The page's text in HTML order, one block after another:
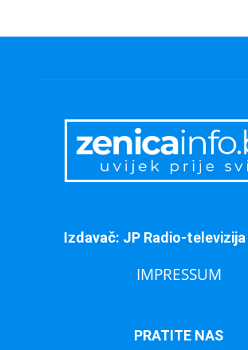
Izdavač: JP Radio-
IMPRESSUM
PRATITE NAS